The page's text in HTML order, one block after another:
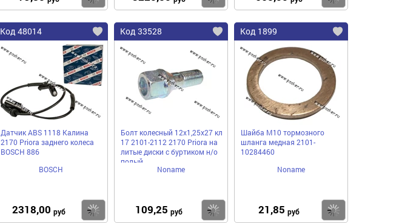
Купить
Код 48014
Датчик ABS 1118 Калина
2170 Priora заднего колеса
BOSCH 886
BOSCH
2318,00 руб Купить
Код 33528
Болт колесный 12х1,25х27 кл
17 2101-2112 2170 Priora на
литые диски с буртиком н/о
полый
Noname
109,25 руб Купить
Код 1899
Шайба М10 тормозного
шланга медная 2101-
10284460
Noname
21,85 руб